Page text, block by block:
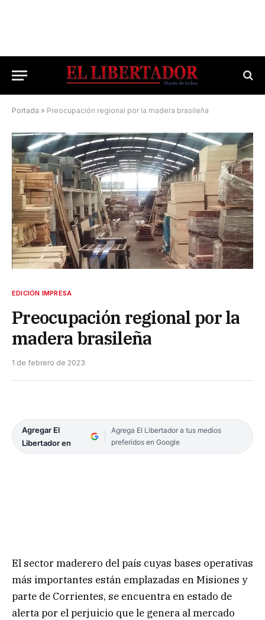
Portada » Preocupación regional por la madera brasileña
EDICIÓN IMPRESA
Preocupación regional por la
madera brasileña
1 de febrero de 2023
Agregar El
Libertador en
Agrega El Libertador a tus medios
preferidos en Google
El sector maderero del país cuyas bases operativas
más importantes están emplazadas en Misiones y
parte de Corrientes, se encuentra en estado de
alerta por el perjuicio que le genera al mercado